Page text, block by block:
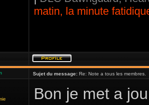
matin, la minute
Sujet du message: Re: Note a tous les membres.
Bon je met a